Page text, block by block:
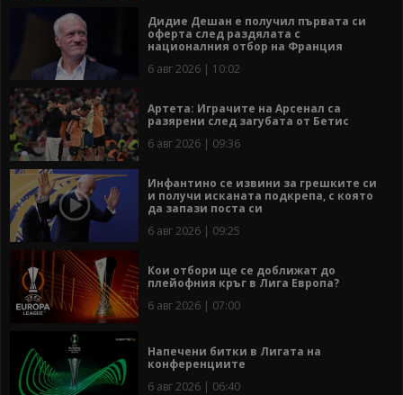
Дидие Дешан е получил първата си
оферта след раздялата с
националния отбор на Франция
6 авг 2026 | 10:02
Артета: Играчите на Арсенал са
разярени след загубата от Бетис
6 авг 2026 | 09:36
Инфантино се извини за грешките си
и получи исканата подкрепа, с която
да запази поста си
6 авг 2026 | 09:25
Кои отбори ще се доближат до
плейофния кръг в Лига Европа?
6 авг 2026 | 07:00
Напечени битки в Лигата на
конференциите
6 авг 2026 | 06:40